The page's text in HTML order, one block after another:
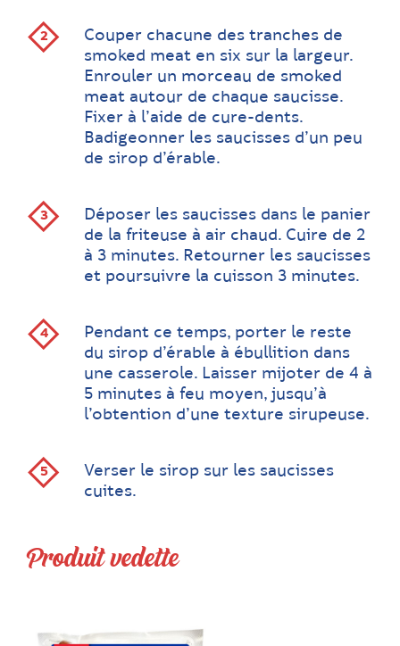
Couper chacune des tranches de
smoked meat en six sur la largeur.
Enrouler un morceau de smoked
meat autour de chaque saucisse.
Fixer à l’aide de cure-dents.
Badigeonner les saucisses d’un peu
de sirop d’érable.
Déposer les saucisses dans le panier
de la friteuse à air chaud. Cuire de 2
à 3 minutes. Retourner les saucisses
et poursuivre la cuisson 3 minutes.
Pendant ce temps, porter le reste
du sirop d’érable à ébullition dans
une casserole. Laisser mijoter de 4 à
5 minutes à feu moyen, jusqu’à
l’obtention d’une texture sirupeuse.
Verser le sirop sur les saucisses
cuites.
Produit vedette